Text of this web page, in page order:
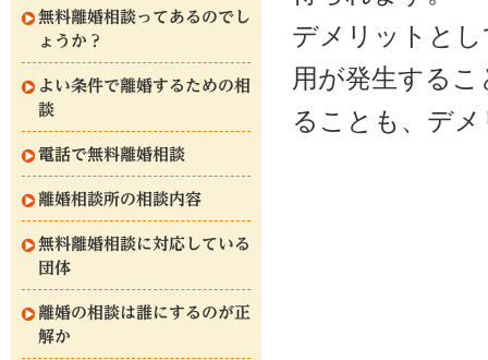
無料離婚相談ってあるのでし
ょうか？
よい条件で離婚するための相
談
電話で無料離婚相談
離婚相談所の相談内容
無料離婚相談に対応している
団体
離婚の相談は誰にするのが正
解か
デメリットと
用が発生する
ることも、デ